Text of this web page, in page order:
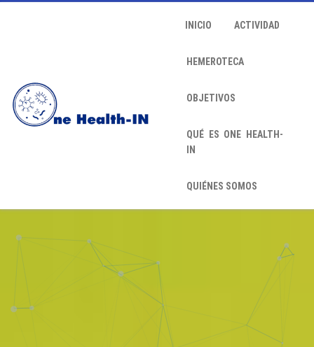
INICIO ACTIVIDAD
HEMEROTECA
OBJETIVOS
QUÉ ES ONE HEALTH-
IN
QUIÉNES SOMOS